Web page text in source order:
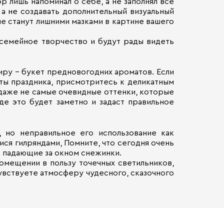
лишь напоминал о себе, а не заполнял все
создавать дополнительный визуальный
станут лишними мазками в картине вашего
творчество и будут рады видеть
– букет предновогодних ароматов. Если
праздника, присмотритесь к деликатным
не самые очевидные оттенки, которые
это будет заметно и задаст правильное
неправильное его использование как
гилряндами, Помните, что сегодня очень
падающие за окном снежинки.
в пользу точечных светильников,
атмосферу чудесного, сказочного